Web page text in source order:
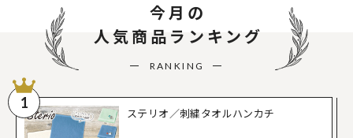
今月の
人気商品ランキング
RANKING
1
ステリオ／刺繍タオルハンカチ